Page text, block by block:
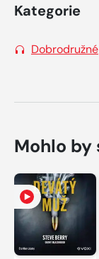
Kategorie
Dobrodružné
Mohlo